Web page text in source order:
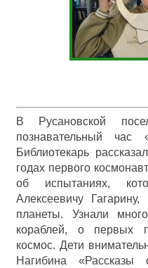
В Русановской
познавательный час
Библиотекарь
годах первого
об испытаниях,
Алексеевичу
планеты. Узнали
кораблей, о первых
космос. Дети
Нагибина